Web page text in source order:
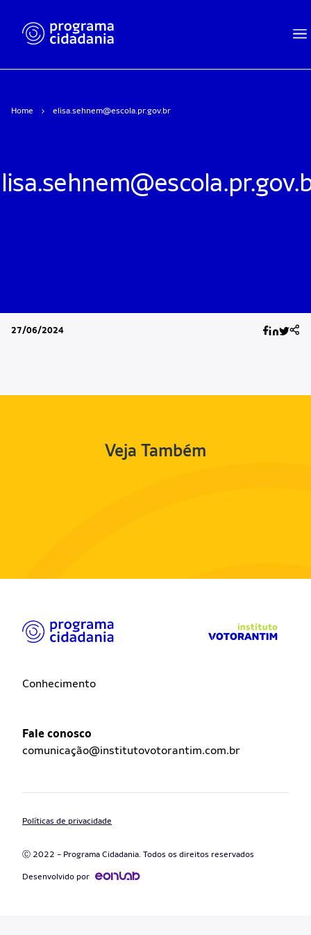
Home elisa.sehnem@escola.pr.gov.br
27/06/2024
Veja Também
Conhecimento
Fale conosco
comunicação@institutovotorantim.com.br
Ⓒ 2022 - Programa Cidadania. Todos os direitos reservados
Políticas de privacidade
Desenvolvido por